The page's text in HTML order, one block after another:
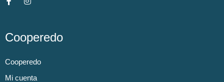
Cooperedo
Cooperedo
Mi cuenta